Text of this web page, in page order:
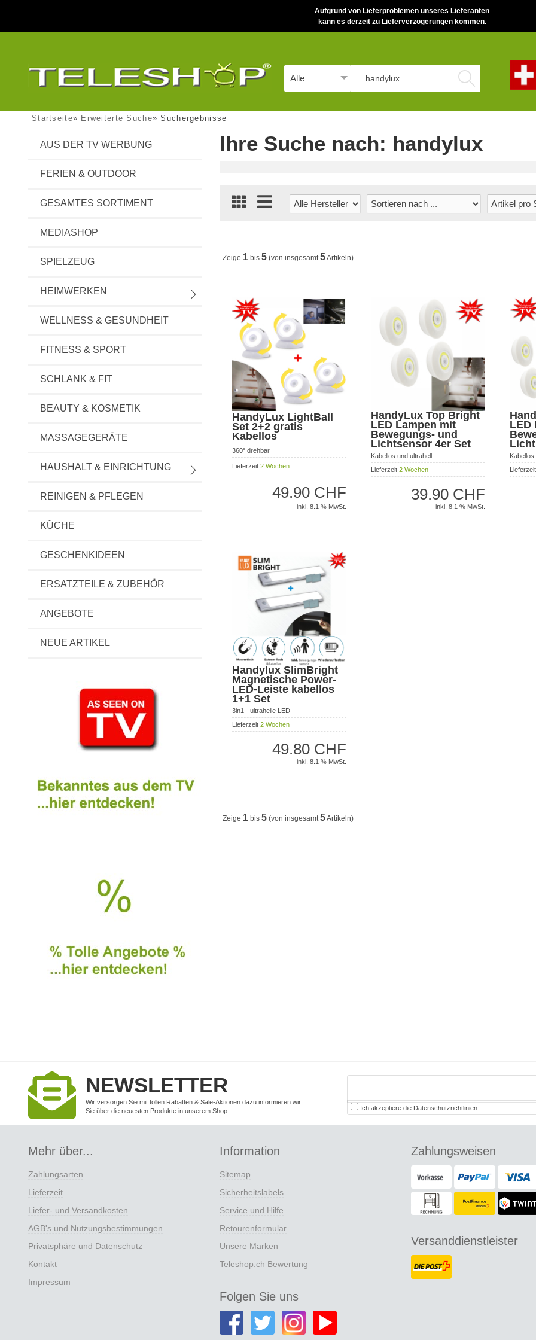
Aufgrund von Lieferproblemen unseres Lieferanten
kann es derzeit zu Lieferverzögerungen kommen.
Startseite» Erweiterte Suche»Suchergebnisse
AUS DER TV WERBUNG
FERIEN & OUTDOOR
GESAMTES SORTIMENT
MEDIASHOP
SPIELZEUG
HEIMWERKEN
WELLNESS & GESUNDHEIT
FITNESS & SPORT
SCHLANK & FIT
BEAUTY & KOSMETIK
MASSAGEGERÄTE
HAUSHALT & EINRICHTUNG
REINIGEN & PFLEGEN
KÜCHE
GESCHENKIDEEN
ERSATZTEILE & ZUBEHÖR
ANGEBOTE
NEUE ARTIKEL
Ihre Suche nach: handylux
Zeige 1 bis 5 (von insgesamt5Artikeln)
HandyLux LightBall
Set 2+2 gratis
Kabellos
360° drehbar
Lieferzeit 2 Wochen
49.90 CHF
inkl. 8.1 % MwSt.
HandyLux Top Bright
LED Lampen mit
Bewegungs- und
Lichtsensor 4er Set
Kabellos und ultrahell
Lieferzeit 2 Wochen
39.90 CHF
inkl. 8.1 % MwSt.
LED
Kabellos
Handylux SlimBright
Magnetische Power-
LED-Leiste kabellos
1+1 Set
3in1 - ultrahelle LED
Lieferzeit 2 Wochen
49.80 CHF
inkl. 8.1 % MwSt.
Zeige 1 bis 5 (von insgesamt5Artikeln)
NEWSLETTER
Wir versorgen Sie mit tollen Rabatten & Sale-Aktionen dazu informieren wir
Sie über die neuesten Produkte in unserem Shop.
Ich akzeptiere die Datenschutzrichtlinien
Mehr über...
Zahlungsarten
Lieferzeit
Liefer- und Versandkosten
AGB's und Nutzungsbestimmungen
Privatsphäre und Datenschutz
Kontakt
Impressum
Information
Sitemap
Sicherheitslabels
Service und Hilfe
Retourenformular
Unsere Marken
Teleshop.ch Bewertung
Folgen Sie uns
Zahlungsweisen
Versanddienstleister